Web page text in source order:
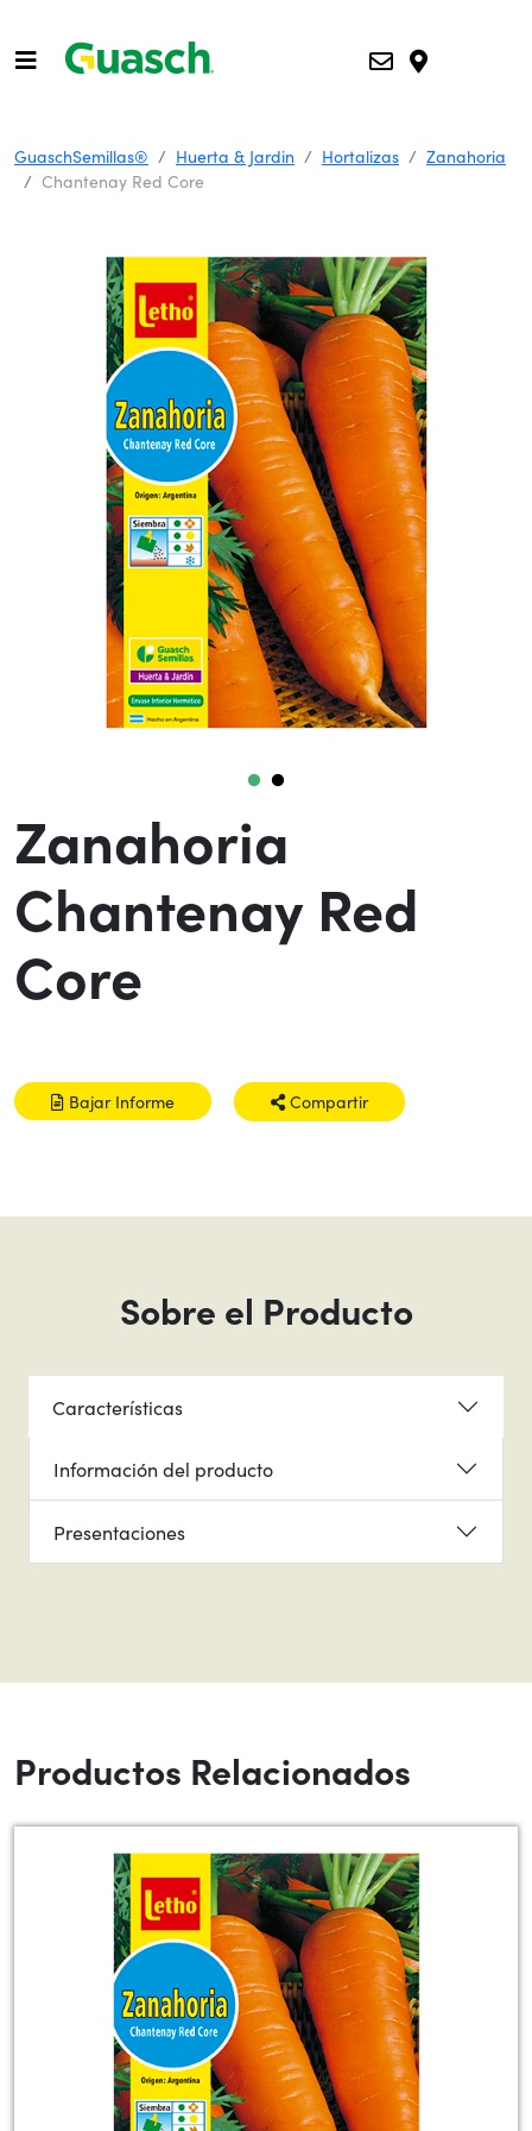
GuaschSemillas® Huerta & Jardin Hortalizas
Zanahoria
Chantenay Red Core
Zanahoria
Chantenay Red
Core
Bajar Informe Compartir
Sobre el Producto
Características
Información del producto
Presentaciones
Productos Relacionados